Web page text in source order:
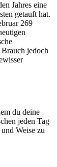
Jahres eine
getauft hat.
269
Brauch jedoch
du deine
jeden Tag
Weise zu